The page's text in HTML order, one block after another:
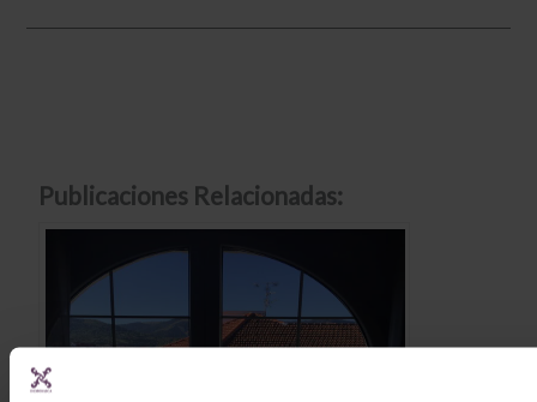
Publicaciones Relacionadas: